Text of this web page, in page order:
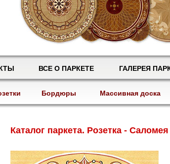
ВСЕ О ПАРКЕТЕ ГАЛЕРЕЯ
Бордюры Массивная доска
Каталог паркета. Розетка - Саломея